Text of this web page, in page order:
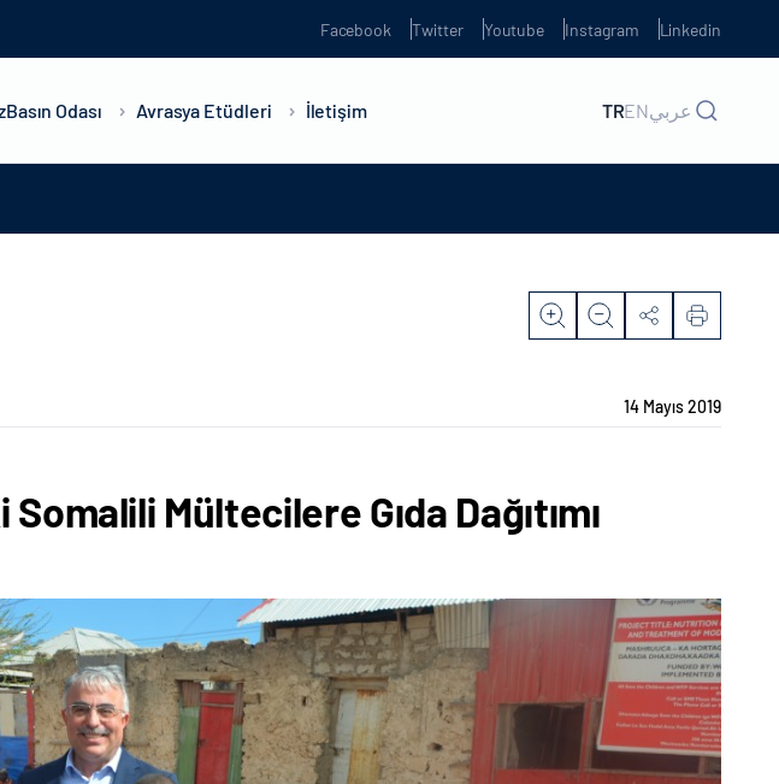
Facebook Twitter Youtube Instagram Linkedin
Basın Odası Avrasya Etüdleri İletişim TRENعربي
14 Mayıs 2019
Somalili Mültecilere Gıda Dağıtımı